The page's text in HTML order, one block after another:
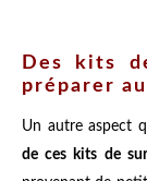
Des kits
préparer
Un autre aspect
de ces kits de